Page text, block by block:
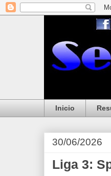
Inicio
30/06/2026
Liga 3: